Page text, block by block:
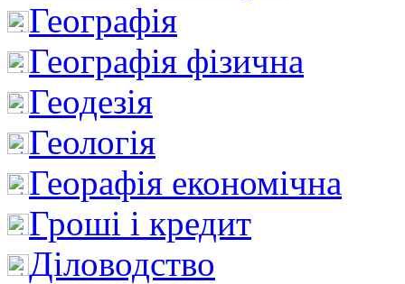
Географія
Географія фізична
Геодезія
Геологія
Георафія економічна
Гроші і кредит
Діловодство